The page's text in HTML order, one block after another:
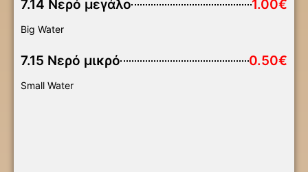
7.14 Νερό μεγάλο 1.00€
Big Water
7.15 Νερό μικρό 0.50€
Small Water